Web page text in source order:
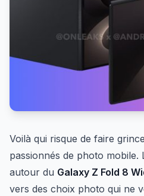
Voilà qui risque de faire
passionnés de photo mobile.
autour du Galaxy Z Fold 8
vers des choix photo qui ne